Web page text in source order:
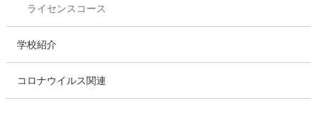
ライセンスコース
学校紹介
コロナウイルス関連